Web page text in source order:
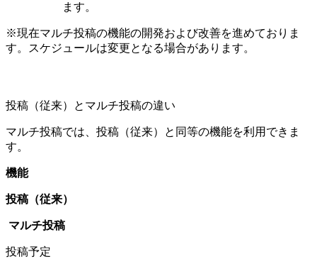
ます。
※現在マルチ投稿の機能の開発および改善を進めておりま
す。スケジュールは変更となる場合があります。
投稿（従来）とマルチ投稿の違い
マルチ投稿では、投稿（従来）と同等の機能を利用できま
す。
機能
投稿（従来）
マルチ投稿
投稿予定